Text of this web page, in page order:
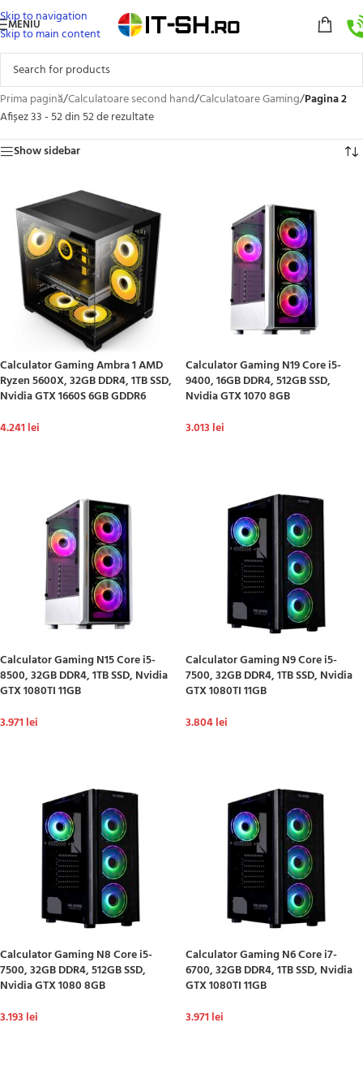
Skip to navigation
Skip to main content
MENIU
Prima pagină/Calculatoare second hand/Calculatoare Gaming/Pagina 2
Afișez 33 - 52 din 52 de rezultate
Show sidebar
Calculator Gaming Ambra 1 AMD
Ryzen 5600X, 32GB DDR4, 1TB SSD,
Nvidia GTX 1660S 6GB GDDR6
4.241 lei
Calculator Gaming N19 Core i5-
9400, 16GB DDR4, 512GB SSD,
Nvidia GTX 1070 8GB
3.013 lei
Calculator Gaming N15 Core i5-
8500, 32GB DDR4, 1TB SSD, Nvidia
GTX 1080TI 11GB
3.971 lei
Calculator Gaming N9 Core i5-
7500, 32GB DDR4, 1TB SSD, Nvidia
GTX 1080TI 11GB
3.804lei
Calculator Gaming N8 Core i5-
7500, 32GB DDR4, 512GB SSD,
Nvidia GTX 1080 8GB
3.193 lei
Calculator Gaming N6 Core i7-
6700, 32GB DDR4, 1TB SSD, Nvidia
GTX 1080TI 11GB
3.971 lei